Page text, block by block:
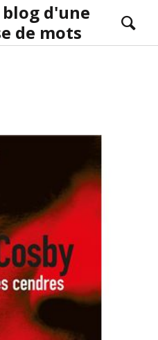
d'une
de mots
SUITE